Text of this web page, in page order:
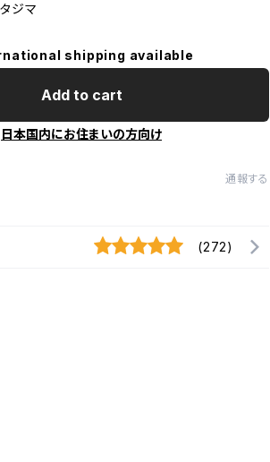
ジマ
shipping available
Add to cart
日本国内にお住まいの方向け
通報する
(272)